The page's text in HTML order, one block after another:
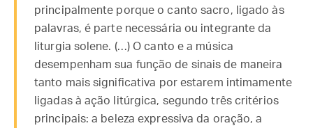
principalmente porque o canto sacro, ligado às
palavras, é parte necessária ou integrante da
liturgia solene. (…) O canto e a música
desempenham sua função de sinais de maneira
tanto mais significativa por estarem intimamente
ligadas à ação litúrgica, segundo três critérios
principais: a beleza expressiva da oração, a